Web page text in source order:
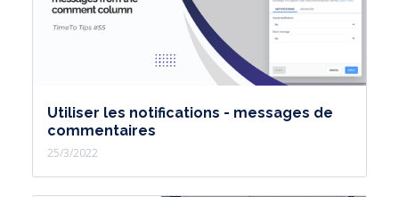
Utiliser les notifications - messages de
commentaires
25/3/2022